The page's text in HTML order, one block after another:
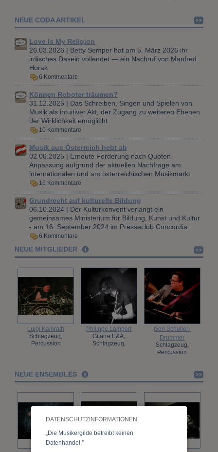
DATENSCHUTZINFORMATIONEN
„Die Musikergilde betreibt keinen
Datenhandel.”
NEUE CODA ARTIKEL
Love Is My Religion
26.03.2026 | Betty Semper hat am 5. März 2026 ihr
irdisches Dasein vollendet — ein Nachruf von Manfred
Horak
6 Kommentare
Können Roboter träumen?
31.12.2025 | Das Schreiben, Singen und Spielen von
Musik als intuitiver Akt, der Zugang zu weiteren Ebenen
der Wirklichkeit emöglicht
10 Kommentare
Musik aus Österreich hebt ab
02.06.2025 | Erneute Forderung nach Quoten-
Anpassung aufgrund der aktuellen Nachfrage am
internationalen und am österreichischen Musikmarkt
16 Kommentare
Grundrecht auf kulturelle Bildung
06.10.2024 | Der Kulturkonvent verlangt ein
gemeinsames Ministerium für Bildung, Kunst und Kultur
- am 16. September 2024 im Presseclub Concordia.
6 Kommentare
NEUE MITGLIEDER
Luigi Kainrath
Schlagzeug,
Percussion
Philippe Lampert
Gitarre E&A,
Schlagzeug,
Geri Schuller-
Drummer
Schlagzeug,
Percussion
NEUE ENSEMBLES